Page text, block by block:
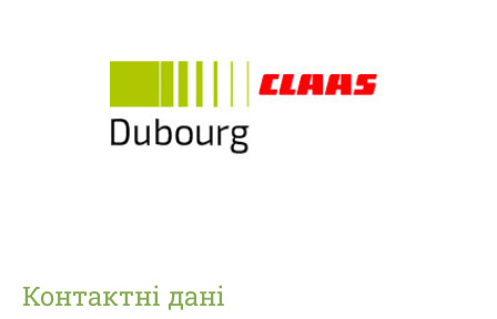
Контактні дані